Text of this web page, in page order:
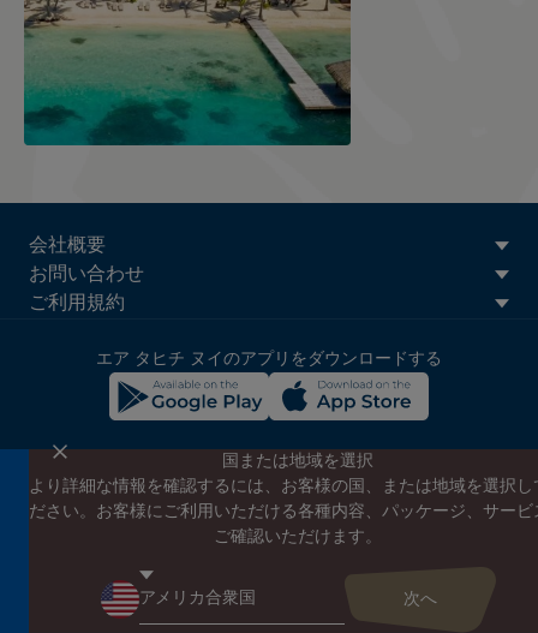
ATN:
Footer
menu
会社概要
お問い合わせ
ご利用規約
エア タヒチ ヌイのアプリをダウンロードする
エア タヒチ ヌイのニュースレターに登録する
エア タヒチ ヌイやタヒチの最新情報、スペシャルプロモーショ
国または地域を選択
より詳細な情報を確認するには、お客様の国、または地域を選択し
ださい。お客様にご利用いただける各種内容、パッケージ、サービ
ご確認いただけます。